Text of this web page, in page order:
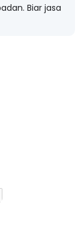
Biar jasa